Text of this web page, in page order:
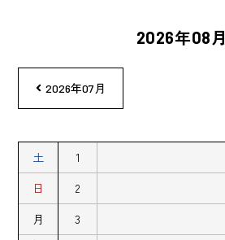
2026年07月
2026年08月
土
1
日
2
月
3